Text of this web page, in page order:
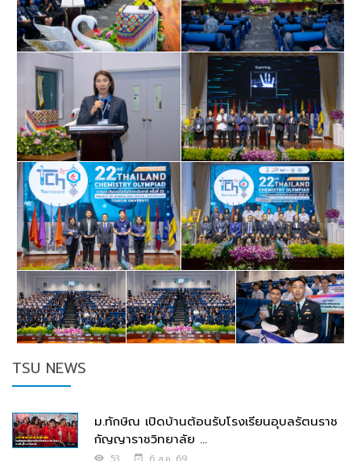
TSU NEWS
ม.ทักษิณ เปิดบ้านต้อนรับโรงเรียนอุบลรัตนราช
กัญญาราชวิทยาลัย ...